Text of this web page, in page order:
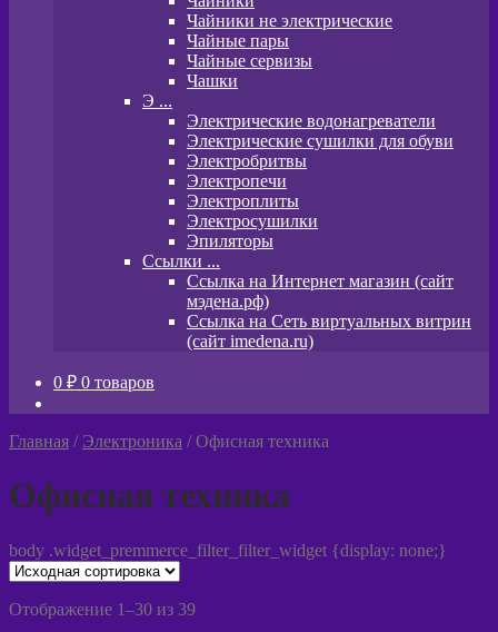
Чайники не электрические
Чайные пары
Чайные сервизы
Чашки
Э ...
Электрические водонагреватели
Электрические сушилки для обуви
Электробритвы
Электропечи
Электроплиты
Электросушилки
Эпиляторы
Ссылки ...
Ссылка на Интернет магазин (сайт
мэдена.рф)
Ссылка на Сеть виртуальных витрин
(сайт imedena.ru)
0 ₽ 0 товаров
Главная / Электроника /Офисная техника
Офисная техника
body .widget_premmerce_filter_filter_widget {display: none;}
Отображение 1–30 из 39